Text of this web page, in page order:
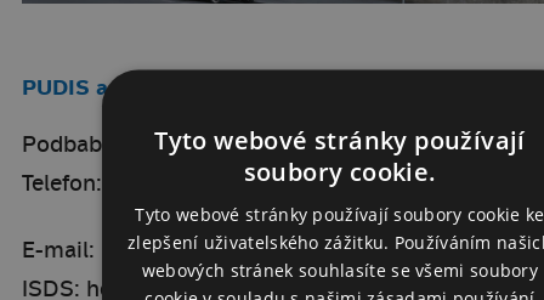
PUDIS a.s.
Podbabská 1014/20, 160 00 Praha 6
Telefon:
+420 267 004 111
E-mail:
info@pudis.cz
ISDS: hd4fwa5
Tyto webové stránky používají
soubory cookie.
Tyto webové stránky používají soubory cookie ke
zlepšení uživatelského zážitku. Používáním
webových stránek souhlasíte se všemi soubory